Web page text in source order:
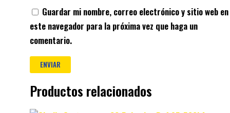
Guardar mi nombre, correo electrónico y sitio web en
este navegador para la próxima vez que haga un
comentario.
Productos relacionados